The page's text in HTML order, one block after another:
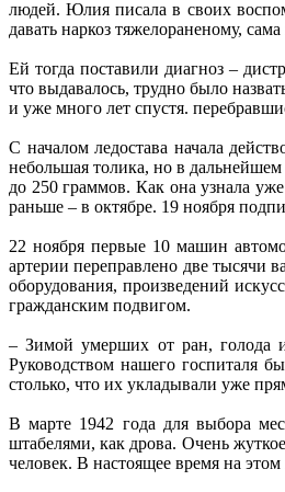
людей. Юлия писала в своих
давать наркоз тяжелораненому,
Ей тогда поставили диагноз –
что выдавалось, трудно было
и уже много лет спустя.
С началом ледостава начала
небольшая толика, но в
до 250 граммов. Как она узнала
раньше – в октябре. 19 ноября
22 ноября первые 10 машин
артерии переправлено две тысячи
оборудования, произведений
гражданским подвигом.
– Зимой умерших от ран, голода
Руководством нашего госпиталя
столько, что их укладывали уже
В марте 1942 года для выбора
штабелями, как дрова. Очень
человек. В настоящее время на